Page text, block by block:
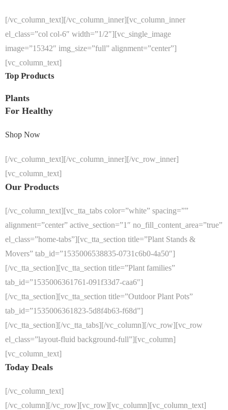
[/vc_column_text][/vc_column_inner][vc_column_inner
el_class=”col col-6″ width=”1/2″][vc_single_image
image=”15342″ img_size=”full” alignment=”center”]
[vc_column_text]
Top Products
Plants
For Healthy
Shop Now
[/vc_column_text][/vc_column_inner][/vc_row_inner]
[vc_column_text]
Our Products
[/vc_column_text][vc_tta_tabs color=”white” spacing=””
alignment=”center” active_section=”1″ no_fill_content_area=”true”
el_class=”home-tabs”][vc_tta_section title=”Plant Stands &
Movers” tab_id=”1535006538835-0731c6b0-4a50″]
[/vc_tta_section][vc_tta_section title=”Plant families”
tab_id=”1535006361761-091f33d7-caa6″]
[/vc_tta_section][vc_tta_section title=”Outdoor Plant Pots”
tab_id=”1535006361823-5d8f4b63-f68d”]
[/vc_tta_section][/vc_tta_tabs][/vc_column][/vc_row][vc_row
el_class=”layout-fluid background-full”][vc_column]
[vc_column_text]
Today Deals
[/vc_column_text]
[/vc_column][/vc_row][vc_row][vc_column][vc_column_text]